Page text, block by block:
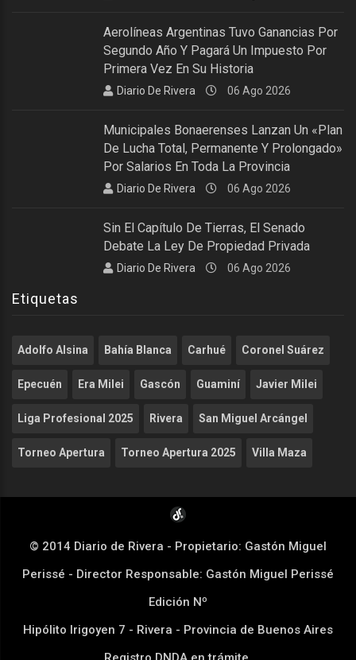
Aerolíneas Argentinas Tuvo Ganancias Por
Segundo Año Y Pagará Un Impuesto Por
Primera Vez En Su Historia
Diario De Rivera 06 Ago 2026
Municipales Bonaerenses Lanzan Un «plan
De Lucha Total, Permanente Y Prolongado»
Por Salarios En Toda La Provincia
Diario De Rivera 06 Ago 2026
Sin El Capítulo De Tierras, El Senado
Debate La Ley De Propiedad Privada
Diario De Rivera 06 Ago 2026
Etiquetas
Adolfo Alsina Bahía Blanca Carhué Coronel Suárez
Epecuén Era Milei Gascón Guaminí Javier Milei
Liga Profesional 2025 Rivera San Miguel Arcángel
Torneo Apertura Torneo Apertura 2025 Villa Maza
© 2014 Diario de Rivera - Propietario: Gastón Miguel
Perissé - Director Responsable: Gastón Miguel Perissé
Edición Nº
Hipólito Irigoyen 7 - Rivera - Provincia de Buenos Aires